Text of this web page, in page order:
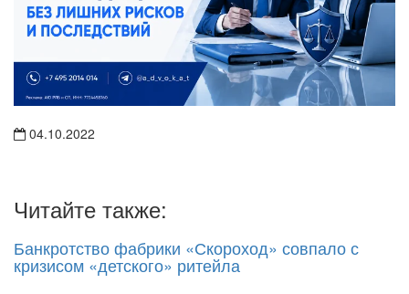
04.10.2022
Читайте также:
Банкротство фабрики «Скороход» совпало с
кризисом «детского» ритейла